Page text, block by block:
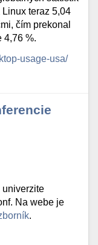
teraz 5,04
čím prekonal
4,76 %.
usage-usa/
univerzite
Na webe je
.